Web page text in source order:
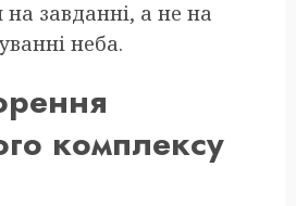
на завданні, а не на
неба.
комплексу